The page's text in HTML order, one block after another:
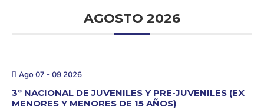
AGOSTO 2026
Ago 07 - 09 2026
3º NACIONAL DE JUVENILES Y PRE-JUVENILES (EX
MENORES Y MENORES DE 15 AÑOS)